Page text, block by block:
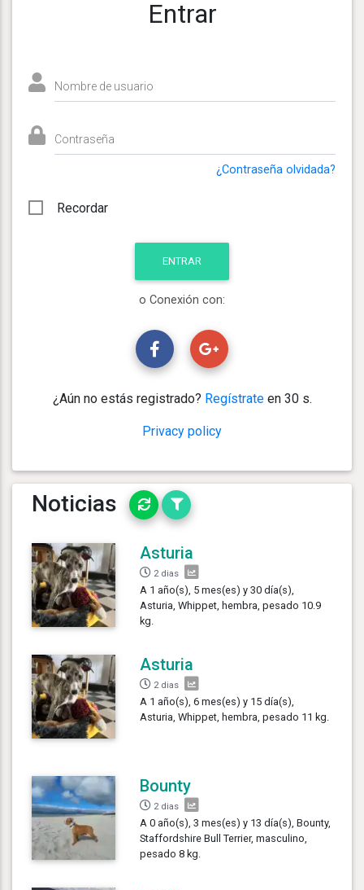
Entrar
Nombre de usuario
Contraseña
¿Contraseña olvidada?
Recordar
o Conexión con:
¿Aún no estás registrado? Regístrateen 30 s.
Privacy policy
Noticias
Asturia
2 dias
A 1 año(s), 5 mes(es) y 30 día(s),
Asturia, Whippet, hembra, pesado 10.9
kg.
Asturia
2 dias
A 1 año(s), 6 mes(es) y 15 día(s),
Asturia, Whippet, hembra, pesado 11 kg.
Bounty
2 dias
A 0 año(s), 3 mes(es) y 13 día(s), Bounty,
Staffordshire Bull Terrier, masculino,
pesado 8 kg.